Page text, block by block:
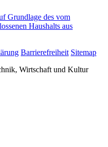
Grundlage des vom
Haushalts aus
Barrierefreiheit Sitemap
Wirtschaft und Kultur